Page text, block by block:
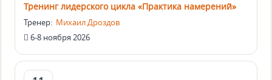
Тренинг лидерского цикла «Практика намерений»
Тренер: Михаил Дроздов
6-8 ноября 2026